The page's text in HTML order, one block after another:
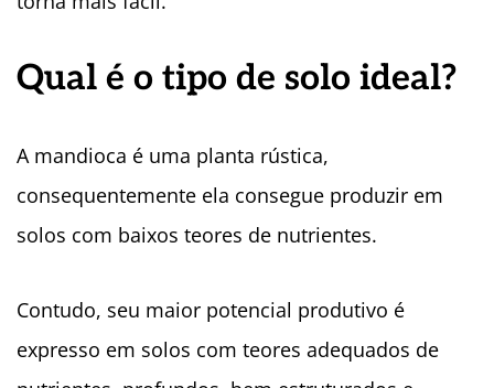
Qual é o tipo de solo ideal?
A mandioca é uma planta rústica,
consequentemente ela consegue produzir em
solos com baixos teores de nutrientes.
Contudo, seu maior potencial produtivo é
expresso em solos com teores adequados de